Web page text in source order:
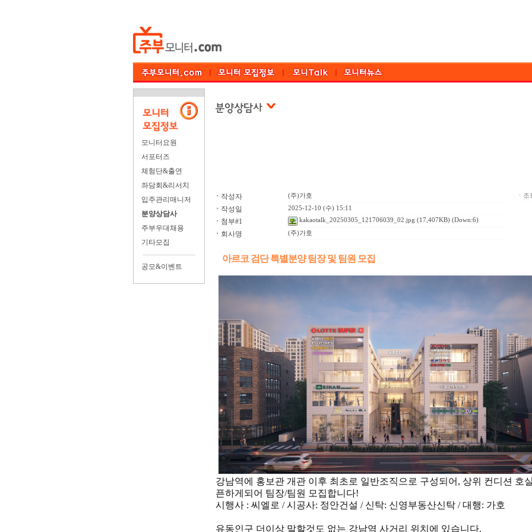
모니터요원
서포터즈
체험단&출연
좌담회&리서치
입주관리매니저
분양상담사
주부우대채용
기타모집
공모&이벤트
ㆍ 작성자 (주)가호
ㆍ 작성일 2025-12-10 (수) 15:11
ㆍ 첨부#1 kakaotalk_20250305_121706039_02.jpg (17,407KB) (Down:6)
ㆍ 회사명 (주)가호
ㆍ
아르코 검단 특별분양 팀장 및 팀원 모집
강남역에 홍보관 개관 이후 최초로 일반조직으로 구성되어, 상위 컨디션 호
픈하게되어 팀장/팀원 모집합니다!
시행사 : 씨엘로 / 시공사: 정안건설 / 신탁: 신영부동산신탁 / 대행: 가호
유동인구 더이상 말할것도 없는 강남역 사거리 위치에 있습니다.